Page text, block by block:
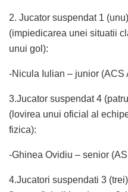
2. Jucator suspendat 1
(impiedicarea unei situatii
unui gol):
-Nicula Iulian – junior (ACS
3.Jucator suspendat 4
(lovirea unui oficial al
fizica):
-Ghinea Ovidiu – senior
4.Jucatori suspendati 3